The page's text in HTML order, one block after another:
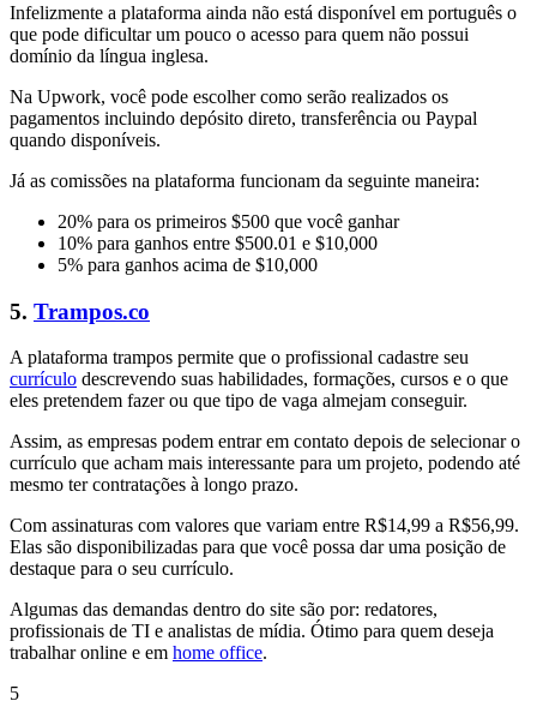
Infelizmente a plataforma ainda não está disponível em português o
que pode dificultar um pouco o acesso para quem não possui
domínio da língua inglesa.
Na Upwork, você pode escolher como serão realizados os
pagamentos incluindo depósito direto, transferência ou Paypal
quando disponíveis.
Já as comissões na plataforma funcionam da seguinte maneira:
20% para os primeiros $500 que você ganhar
10% para ganhos entre $500.01 e $10,000
5% para ganhos acima de $10,000
5. Trampos.co
A plataforma trampos permite que o profissional cadastre seu
currículo descrevendo suas habilidades, formações, cursos e o que
eles pretendem fazer ou que tipo de vaga almejam conseguir.
Assim, as empresas podem entrar em contato depois de selecionar o
currículo que acham mais interessante para um projeto, podendo até
mesmo ter contratações à longo prazo.
Com assinaturas com valores que variam entre R$14,99 a R$56,99.
Elas são disponibilizadas para que você possa dar uma posição de
destaque para o seu currículo.
Algumas das demandas dentro do site são por: redatores,
profissionais de TI e analistas de mídia. Ótimo para quem deseja
trabalhar online e em home office.
5